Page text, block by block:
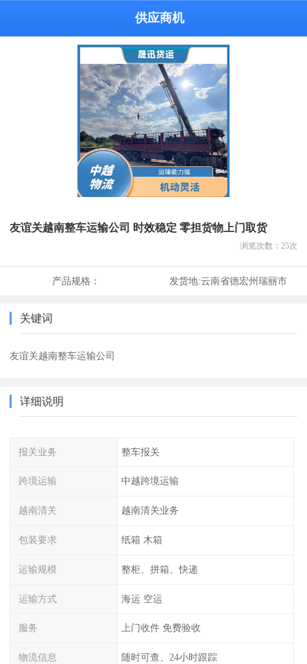
供应商机
友谊关越南整车运输公司 时效稳定 零担货物上门取货
浏览次数： 25次
产品规格： 发货地:云南省德宏州瑞丽市
关键词
友谊关越南整车运输公司
详细说明
报关业务 整车报关
跨境运输 中越跨境运输
越南清关 越南清关业务
包装要求 纸箱 木箱
运输规模 整柜、拼箱、快递
运输方式 海运 空运
服务 上门收件 免费验收
物流信息 随时可查、24小时跟踪